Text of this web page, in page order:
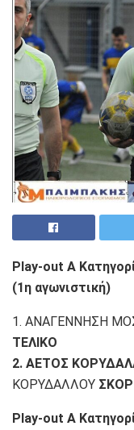
Play-out Α
(1η αγωνιστική)
1. ΑΝΑΓΕΝΝΗΣΗ
ΤΕΛΙΚΟ
2. ΑΕΤΟΣ
ΚΟΡΥΔΑΛΛΟΥ ΣΚΟΡ
Play-out Α